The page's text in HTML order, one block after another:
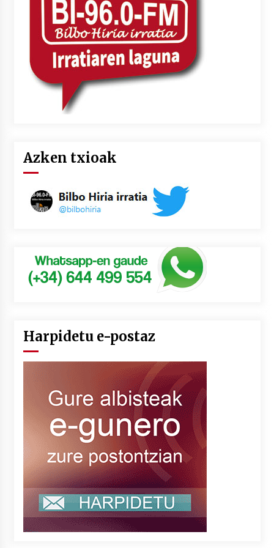
2026/07/03
MUSIBLA #297: Bide, Boards Of Canada, Somak,
Tiga, Twisted Teens, Underscores, Habia
2026/07/02
Azken txioak
Harpidetu e-postaz